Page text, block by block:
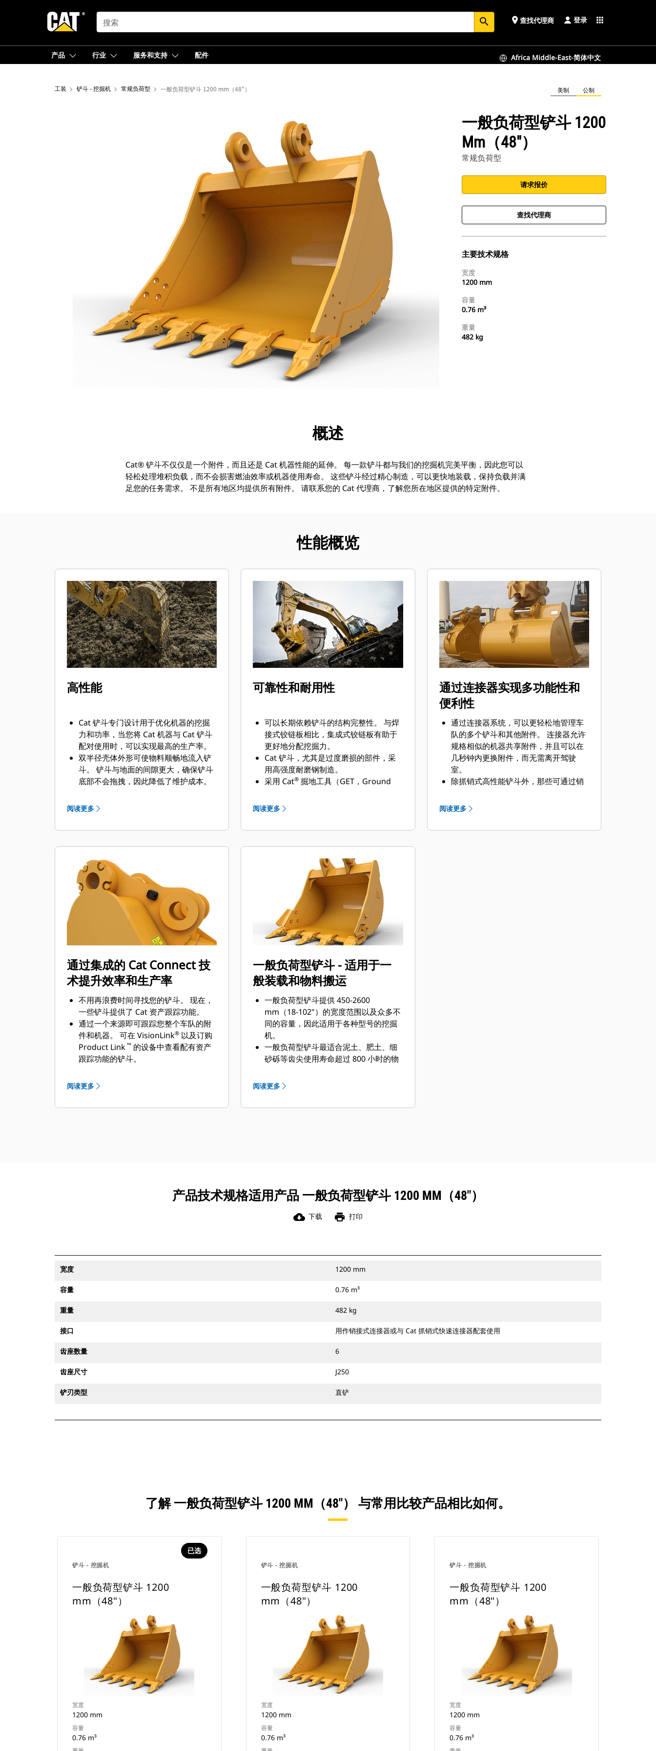
SEARCH search place 查找代理商 登录 apps
产品 行业 服务和支持 配件 Africa Middle-East-简体中文
工装 铲斗 - 挖掘机 常规负荷型 一般负荷型铲斗 1200 mm（48"） 美制 公制
一般负荷型铲斗 1200
Mm（48"）
常规负荷型
请求报价
查找代理商
主要技术规格
宽度
1200 mm
容量
0.76 m³
重量
482 kg
展示
概述
Cat® 铲斗不仅仅是一个附件，而且还是 Cat 机器性能的延伸。 每一款铲斗都与我们的挖掘机完美平衡，因此您可以
轻松处理堆积负载，而不会损害燃油效率或机器使用寿命。 这些铲斗经过精心制造，可以更快地装载，保持负载并满
足您的任务需求。 不是所有地区均提供所有附件。 请联系您的 Cat 代理商，了解您所在地区提供的特定附件。
性能概览
高性能
Cat 铲斗专门设计用于优化机器的挖掘
力和功率，当您将 Cat 机器与 Cat 铲斗
配对使用时，可以实现最高的生产率。
双半径壳体外形可使物料顺畅地流入铲
斗。 铲斗与地面的间隙更大，确保铲斗
底部不会拖拽，因此降低了维护成本。
可以快速铲挖物料，提高了机器的整体
可在更短的时间内装载更多的物料。 对
阅读更多
可靠性和耐用性
可以长期依赖铲斗的结构完整性。 与焊
接式铰链板相比，集成式铰链板有助于
更好地分配挖掘力。
Cat 铲斗，尤其是过度磨损的部件，采
用高强度耐磨钢制造。
采用 Cat® 掘地工具（GET，Ground
的高磨损区域。 侧挡板保护器和侧铲刀
的部件。
铲斗齿尖提供多种选择，确保适合您的
具体应用。 无论您需要获得平整的挖掘
底面还是挖掘坚硬、磨蚀性的物料，总
会有一款齿尖解决方案适合您。
阅读更多
通过连接器实现多功能性和
便利性
通过连接器系统，可以更轻松地管理车
队的多个铲斗和其他附件。 连接器允许
规格相似的机器共享附件，并且可以在
几秒钟内更换附件，而无需离开驾驶
室。
除抓销式高性能铲斗外，那些可通过销
快速连接器兼容。 抓销式高性能铲斗配
Cat 抓销式快速连接器配套使用时，可
阅读更多
通过集成的 Cat Connect 技
术提升效率和生产率
不用再浪费时间寻找您的铲斗。 现在，
一些铲斗提供了 Cat 资产跟踪功能。
通过一个来源即可跟踪您整个车队的附
件和机器。 可在 VisionLink® 以及订购
Product Link ™ 的设备中查看配有资产
跟踪功能的铲斗。
定的工地边界，配有资产跟踪器的铲斗
阅读更多
一般负荷型铲斗 - 适用于一
般装载和物料搬运
一般负荷型铲斗提供 450-2600
mm（18-102"）的宽度范围以及众多不
同的容量，因此适用于各种型号的挖掘
机。
一般负荷型铲斗最适合泥土、肥土、细
砂砾等齿尖使用寿命超过 800 小时的物
一般负荷型铲斗的侧边、底部和基部加
于通用负荷型铲斗。
式快速连接器或 CW 专用连接器配套使
用。
阅读更多
产品技术规格适用产品 一般负荷型铲斗 1200 MM（48"）
cloud_download 下载 print 打印
宽度 1200 mm
容量 0.76 m³
重量 482 kg
接口 用作销接式连接器或与 Cat 抓销式快速连接器配套使用
齿座数量 6
齿座尺寸 J250
铲刃类型 直铲
了解 一般负荷型铲斗 1200 MM（48"） 与常用比较产品相比如何。
铲斗 - 挖掘机
已选
一般负荷型铲斗 1200
mm（48"）
宽度
1200 mm
容量
0.76 m³
铲斗 - 挖掘机
一般负荷型铲斗 1200
mm（48"）
宽度
1200 mm
容量
0.76 m³
铲斗 - 挖掘机
一般负荷型铲斗 1200
mm（48"）
宽度
1200 mm
容量
0.76 m³